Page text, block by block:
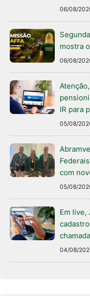
06/08/
mostra
06/08/
IR para
05/08/
com
05/08/
Em live,
04/08/